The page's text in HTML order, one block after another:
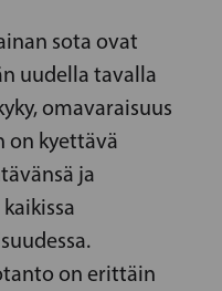
sota ovat
uudella tavalla
omavaraisuus
on kyettävä
ja
on erittäin